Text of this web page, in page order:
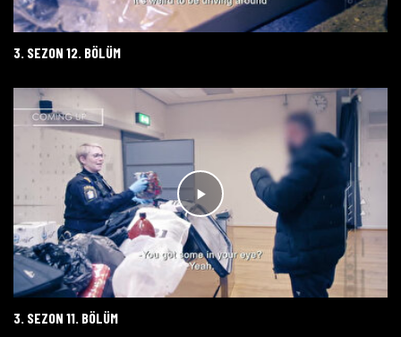
3. SEZON 12. BÖLÜM
3. SEZON 11. BÖLÜM